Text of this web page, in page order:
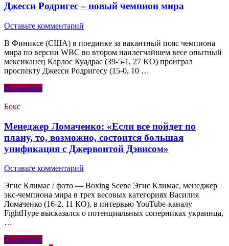
Джесси Родригес – новый чемпион мира
Оставьте комментарий
В Финиксе (США) в поединке за вакантный пояс чемпиона
мира по версии WBC во втором наилегчайшем весе опытный
мексиканец Карлос Куадрас (39-5-1, 27 KO) проиграл
проспекту Джесси Родригесу (15-0, 10 …
Подробнее
Бокс
Менеджер Ломаченко: «Если все пойдет по
плану, то, возможно, состоится большая
унификация с Джервонтой Дэвисом»
Оставьте комментарий
Эгис Климас / фото — Boxing Scene Эгис Климас, менеджер
экс-чемпиона мира в трех весовых категориях Василия
Ломаченко (16-2, 11 КО), в интервью YouTube-каналу
FightHype высказался о потенциальных соперниках украинца,
…
Подробнее